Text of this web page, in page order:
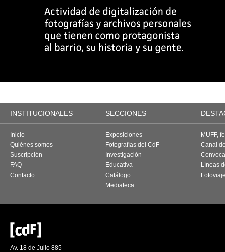
INSTITUCIONALES SECCIONES
Inicio
Quiénes somos
Suscripción
FAQ
Contacto
Exposiciones
Fotografías del CdF
Investigación
Educativa
Catálogo
Mediateca
MUFF,
Canal
Líneas
Av. 18 de Julio 885